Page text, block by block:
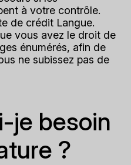
à votre contrôle.
de crédit Langue.
vous avez le droit de
énumérés, afin de
ne subissez pas de
je besoin
?